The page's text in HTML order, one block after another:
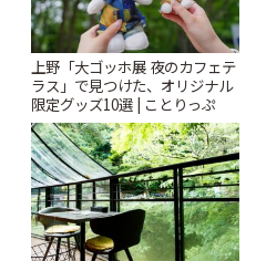
上野「大ゴッホ展 夜のカフェテ
ラス」で見つけた、オリジナル
限定グッズ10選 | ことりっぷ